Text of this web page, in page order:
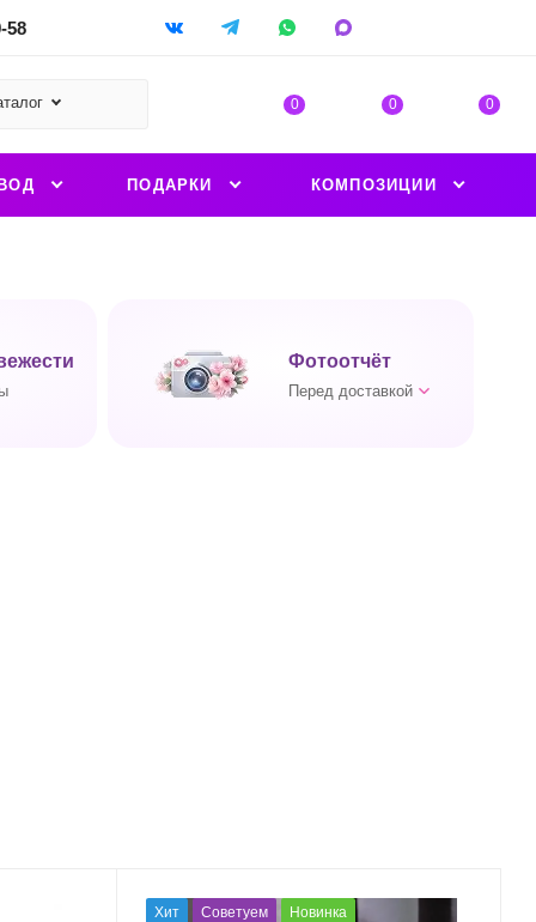
58
0 0 0
ПОДАРКИ КОМПОЗИЦИИ
Фотоотчёт
Перед доставкой
Хит Советуем Новинка